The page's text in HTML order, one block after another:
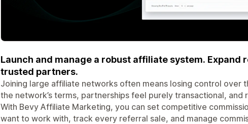
Launch and manage a robust affiliate system. Expand
trusted partners.
Joining large affiliate networks often means losing control over
the network’s terms, partnerships feel purely transactional, and
With Bevy Affiliate Marketing, you can set competitive
want to work with, track every referral sale, and manage